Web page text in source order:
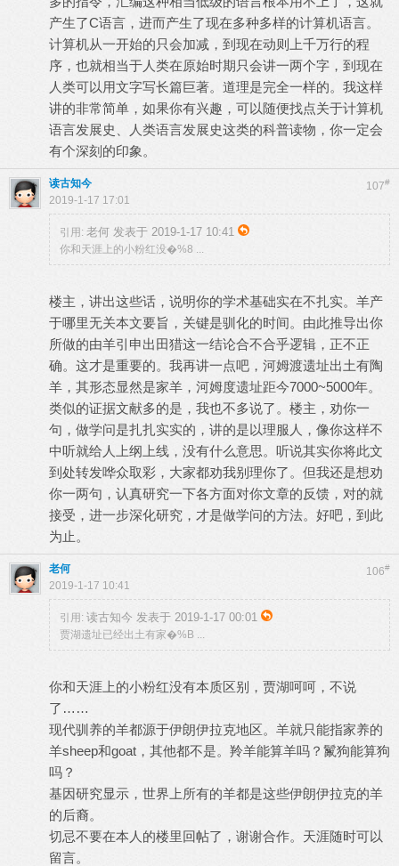
产生了C语言，进而产生了现在多种多样的计算机语言。
计算机从一开始的只会加减，到现在动则上千万行的程
序，也就相当于人类在原始时期只会讲一两个字，到现在
人类可以用文字写长篇巨著。道理是完全一样的。我这样
讲的非常简单，如果你有兴趣，可以随便找点关于计算机
语言发展史、人类语言发展史这类的科普读物，你一定会
有个深刻的印象。
107#
读古知今
2019-1-17 17:01
引用: 老何 发表于 2019-1-17 10:41
你和天涯上的小粉红没�%8 ...
楼主，讲出这些话，说明你的学术基础实在不扎实。羊产
于哪里无关本文要旨，关键是驯化的时间。由此推导出你
所做的由羊引申出田猎这一结论合不合乎逻辑，正不正
确。这才是重要的。我再讲一点吧，河姆渡遗址出土有陶
羊，其形态显然是家羊，河姆度遗址距今7000~5000年。
类似的证据文献多的是，我也不多说了。楼主，劝你一
句，做学问是扎扎实实的，讲的是以理服人，像你这样不
中听就给人上纲上线，没有什么意思。听说其实你将此文
到处转发哗众取彩，大家都劝我别理你了。但我还是想劝
你一两句，认真研究一下各方面对你文章的反馈，对的就
接受，进一步深化研究，才是做学问的方法。好吧，到此
为止。
106#
老何
2019-1-17 10:41
引用: 读古知今 发表于 2019-1-17 00:01
贾湖遗址已经出土有家�%B ...
你和天涯上的小粉红没有本质区别，贾湖呵呵，不说
了……
现代驯养的羊都源于伊朗伊拉克地区。羊就只能指家养的
羊sheep和goat，其他都不是。羚羊能算羊吗？鬣狗能算狗
吗？
基因研究显示，世界上所有的羊都是这些伊朗伊拉克的羊
的后裔。
切忌不要在本人的楼里回帖了，谢谢合作。天涯随时可以
留言。